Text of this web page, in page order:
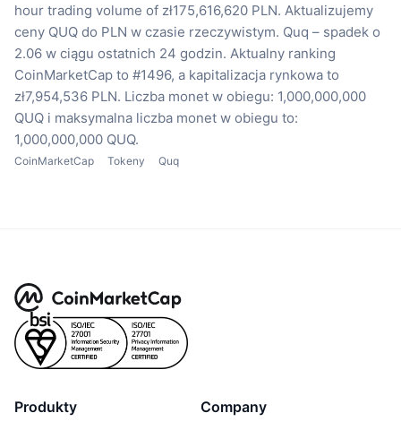
hour trading volume of zł175,616,620 PLN. Aktualizujemy
ceny QUQ do PLN w czasie rzeczywistym. Quq – spadek o
2.06 w ciągu ostatnich 24 godzin. Aktualny ranking
CoinMarketCap to #1496, a kapitalizacja rynkowa to
zł7,954,536 PLN. Liczba monet w obiegu: 1,000,000,000
QUQ i maksymalna liczba monet w obiegu to:
1,000,000,000 QUQ.
CoinMarketCap Tokeny Quq
Produkty Company